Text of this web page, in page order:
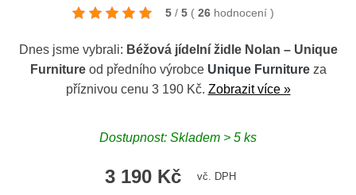
5 / 5 ( 26 hodnocení )
Dnes jsme vybrali: Béžová jídelní židle Nolan – Unique
Furnitureod předního výrobce Unique Furnitureza
příznivou cenu 3 190 Kč. Zobrazit více »
Dostupnost: Skladem > 5 ks
3 190 Kč vč. DPH